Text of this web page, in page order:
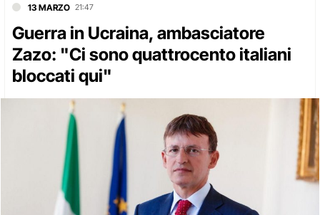
13 MARZO 21:47
Guerra in Ucraina, ambasciatore
Zazo: "Ci sono quattrocento italiani
bloccati qui"